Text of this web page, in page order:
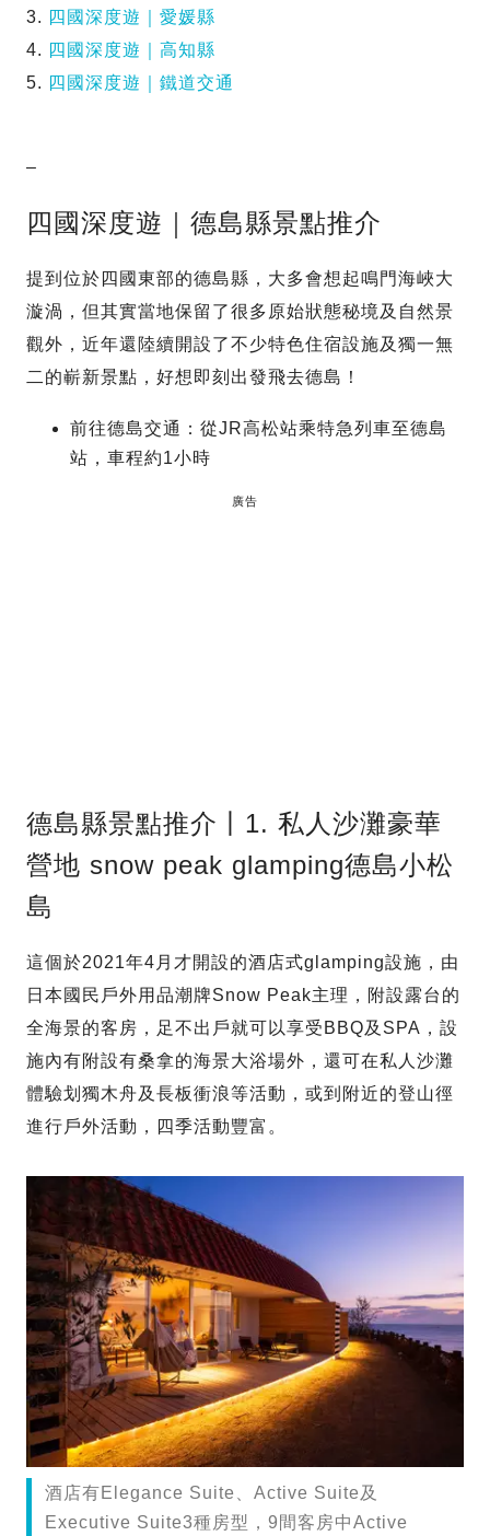
3. 四國深度遊｜愛媛縣
4. 四國深度遊｜高知縣
5. 四國深度遊｜鐵道交通
–
四國深度遊｜德島縣景點推介
提到位於四國東部的德島縣，大多會想起鳴門海峽大
漩渦，但其實當地保留了很多原始狀態秘境及自然景
觀外，近年還陸續開設了不少特色住宿設施及獨一無
二的嶄新景點，好想即刻出發飛去德島！
前往德島交通：從JR高松站乘特急列車至德島
站，車程約1小時
廣告
德島縣景點推介丨1. 私人沙灘豪華
營地 snow peak glamping德島小松
島
這個於2021年4月才開設的酒店式glamping設施，由
日本國民戶外用品潮牌Snow Peak主理，附設露台的
全海景的客房，足不出戶就可以享受BBQ及SPA，設
施內有附設有桑拿的海景大浴場外，還可在私人沙灘
體驗划獨木舟及長板衝浪等活動，或到附近的登山徑
進行戶外活動，四季活動豐富。
酒店有Elegance Suite、Active Suite及
Executive Suite3種房型，9間客房中Active